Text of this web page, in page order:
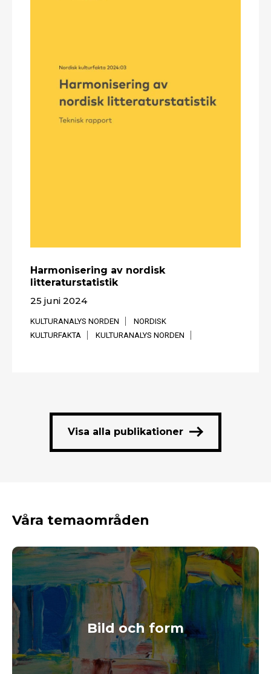
Harmonisering av nordisk
litteraturstatistik
25 juni 2024
KULTURANALYS NORDEN
NORDISK
KULTURFAKTA
KULTURANALYS NORDEN
Visa alla publikationer
Våra temaområden
Bild och form